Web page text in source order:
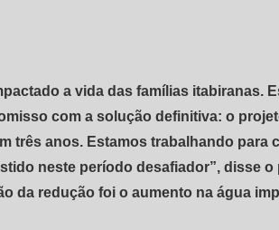
a vida das famílias itabiranas.
com a solução definitiva: o
três anos. Estamos trabalhando para
neste período desafiador”, disse o
da redução foi o aumento na água